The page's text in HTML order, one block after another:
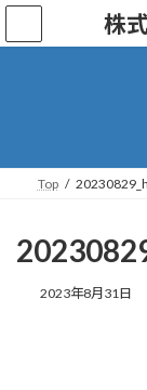
株
Top
2023年8月31日